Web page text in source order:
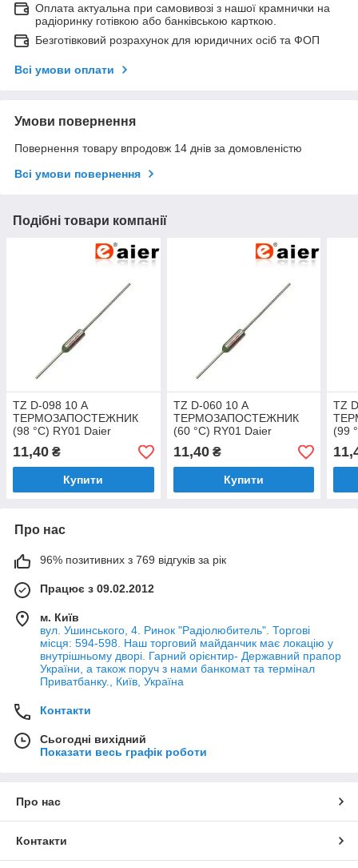
Оплата актуальна при самовивозі з нашої крамнички на
радіоринку готівкою або банківською карткою.
Безготівковий розрахунок для юридичних осіб та ФОП
Всі умови оплати
Умови повернення
Повернення товару впродовж 14 днів за домовленістю
Всі умови повернення
Подібні товари компанії
TZ D-098 10 А
ТЕРМОЗАПОСТЕЖНИК
(98 °C) RY01 Daier
11,40 ₴
Купити
TZ D-060 10 А
ТЕРМОЗАПОСТЕЖНИК
(60 °C) RY01 Daier
11,40₴
Купити
TZ
(99
Про нас
96% позитивних з 769 відгуків за рік
Працює з 09.02.2012
м. Київ
вул. Ушинського, 4. Ринок "Радіолюбитель". Торгові
місця: 594-598. Наш торговий майданчик має локацію у
внутрішньому дворі. Гарний орієнтир- Державний прапор
України, а також поруч з нами банкомат та термінал
Приватбанку., Київ, Україна
Контакти
Сьогодні вихідний
Показати весь графік роботи
Про нас
Контакти